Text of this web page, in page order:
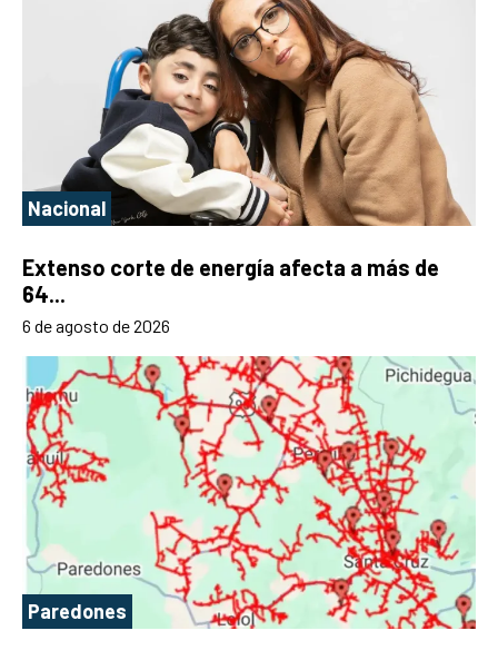
Nacional
Extenso corte de energía afecta a más de
64...
6 de agosto de 2026
Paredones